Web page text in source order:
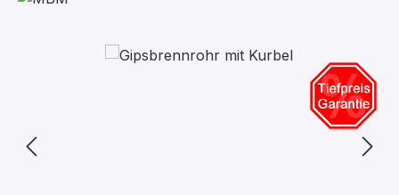
Bildergalerie überspringen